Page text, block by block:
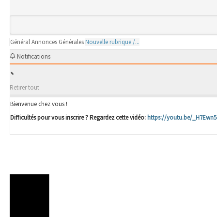
GénéralAnnonces GénéralesNouvelle rubrique /...
Notifications
Retirer tout
Bienvenue chez vous !
Difficultés pour vous inscrire ? Regardez cette vidéo: https://youtu.be/